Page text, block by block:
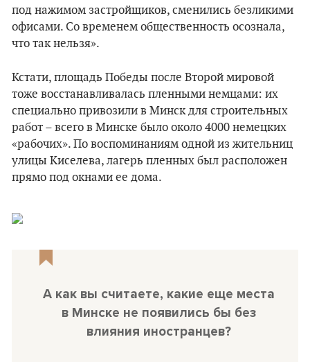
под нажимом застройщиков, сменились безликими
офисами. Со временем общественность осознала,
что так нельзя».
Кстати, площадь Победы после Второй мировой
тоже восстанавливалась пленными немцами: их
специально привозили в Минск для строительных
работ – всего в Минске было около 4000 немецких
«рабочих». По воспоминаниям одной из жительниц
улицы Киселева, лагерь пленных был расположен
прямо под окнами ее дома.
А как вы считаете, какие еще места
в Минске не появились бы без
влияния иностранцев?